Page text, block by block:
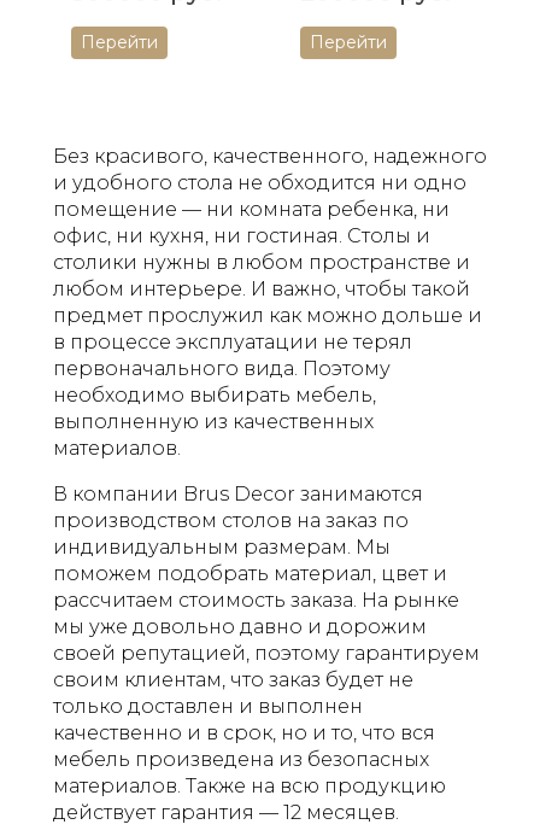
домашнего
офиса и учебы.
и элегантный
дизайн.
Перейти
Высококачестве
нное дерево,
Идеален для
семейных
обедов ...
Перейти
Без красивого, качественного, надежного
и удобного стола не обходится ни одно
помещение — ни комната ребенка, ни
офис, ни кухня, ни гостиная. Столы и
столики нужны в любом пространстве и
любом интерьере. И важно, чтобы такой
предмет прослужил как можно дольше и
в процессе эксплуатации не терял
первоначального вида. Поэтому
необходимо выбирать мебель,
выполненную из качественных
материалов.
В компании Brus Decor занимаются
производством столов на заказ по
индивидуальным размерам. Мы
поможем подобрать материал, цвет и
рассчитаем стоимость заказа. На рынке
мы уже довольно давно и дорожим
своей репутацией, поэтому гарантируем
своим клиентам, что заказ будет не
только доставлен и выполнен
качественно и в срок, но и то, что вся
мебель произведена из безопасных
материалов. Также на всю продукцию
действует гарантия — 12 месяцев.